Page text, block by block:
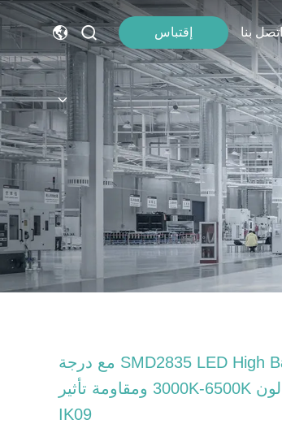
اتصل بنا إقتباس
ضوء SMD2835 LED High Bay مع درجة
حرارة لون 3000K-6500K ومقاومة تأثير
IK09